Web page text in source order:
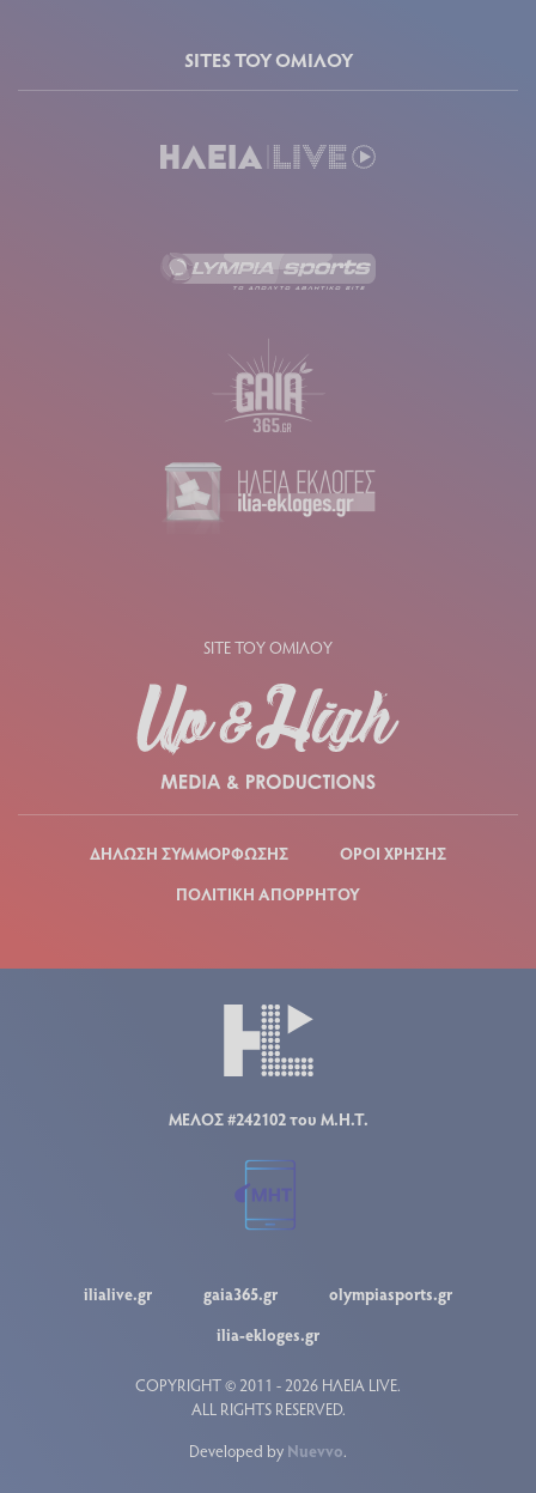
SITES ΤΟΥ ΟΜΙΛΟΥ
SITE ΤΟΥ ΟΜΙΛΟΥ
ΔΗΛΩΣΗ ΣΥΜΜΟΡΦΩΣΗΣ
ΟΡΟΙ ΧΡΗΣΗΣ
ΠΟΛΙΤΙΚΗ ΑΠΟΡΡΗΤΟΥ
ΜΕΛΟΣ #242102 του Μ.Η.Τ.
ilialive.gr gaia365.gr
olympiasports.gr
ilia-ekloges.gr
COPYRIGHT © 2011 - 2026 ΗΛΕΙΑ LIVE.
ALL RIGHTS RESERVED.
Developed by Nuevvo.